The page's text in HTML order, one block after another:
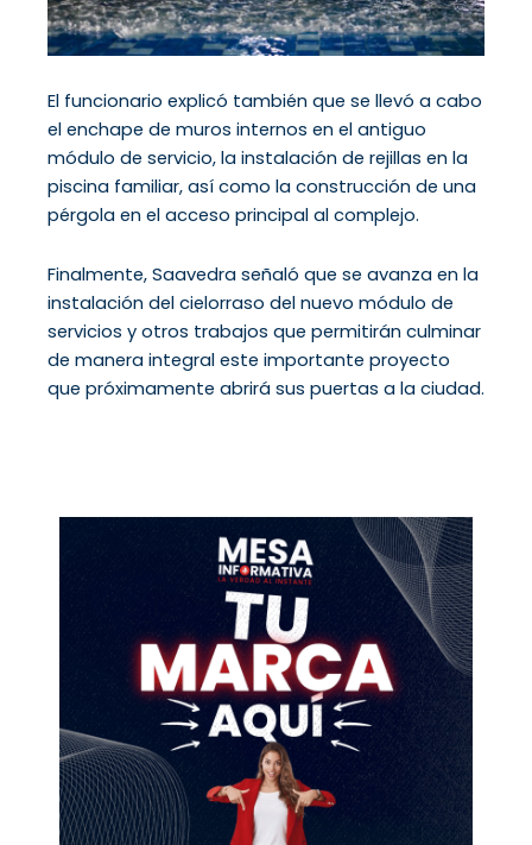
El funcionario explicó también que se llevó a cabo
el enchape de muros internos en el antiguo
módulo de servicio, la instalación de rejillas en la
piscina familiar, así como la construcción de una
pérgola en el acceso principal al complejo.
Finalmente, Saavedra señaló que se avanza en la
instalación del cielorraso del nuevo módulo de
servicios y otros trabajos que permitirán culminar
de manera integral este importante proyecto
que próximamente abrirá sus puertas a la ciudad.